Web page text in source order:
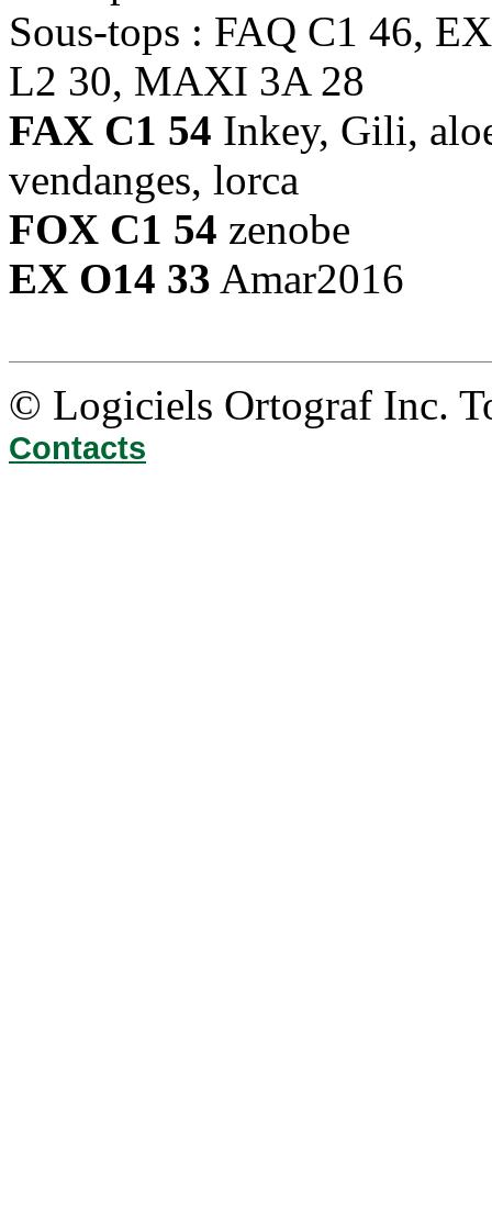
Sous-tops : FAQ C1 46,
L2 30, MAXI 3A 28
FAX C1 54 Inkey, Gili,
vendanges, lorca
FOX C1 54 zenobe
EX O14 33 Amar2016
© Logiciels Ortograf Inc.
Contacts